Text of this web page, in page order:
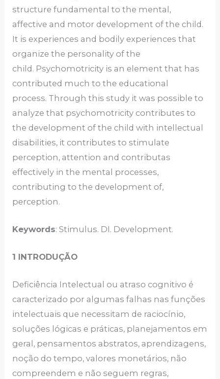
structure fundamental to the mental,
affective and motor development of the child.
It is experiences and bodily experiences that
organize the personality of the
child. Psychomotricity is an element that has
contributed much to the educational
process. Through this study it was possible to
analyze that psychomotricity contributes to
the development of the child with intellectual
disabilities, it contributes to stimulate
perception, attention and contributas
effectively in the mental processes,
contributing to the development of,
perception.
Keywords: Stimulus. DI. Development.
1 INTRODUÇÃO
Deficiência Intelectual ou atraso cognitivo é
caracterizado por algumas falhas nas funções
intelectuais que necessitam de raciocínio,
soluções lógicas e práticas, planejamentos em
geral, pensamentos abstratos, aprendizagens,
noção do tempo, valores monetários, não
compreendem e não seguem regras,